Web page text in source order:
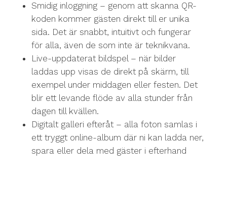
Smidig inloggning – genom att skanna QR-
koden kommer gästen direkt till er unika
sida. Det är snabbt, intuitivt och fungerar
för alla, även de som inte är teknikvana.
Live-uppdaterat bildspel – när bilder
laddas upp visas de direkt på skärm, till
exempel under middagen eller festen. Det
blir ett levande flöde av alla stunder från
dagen till kvällen.
Digitalt galleri efteråt – alla foton samlas i
ett tryggt online-album där ni kan ladda ner,
spara eller dela med gäster i efterhand